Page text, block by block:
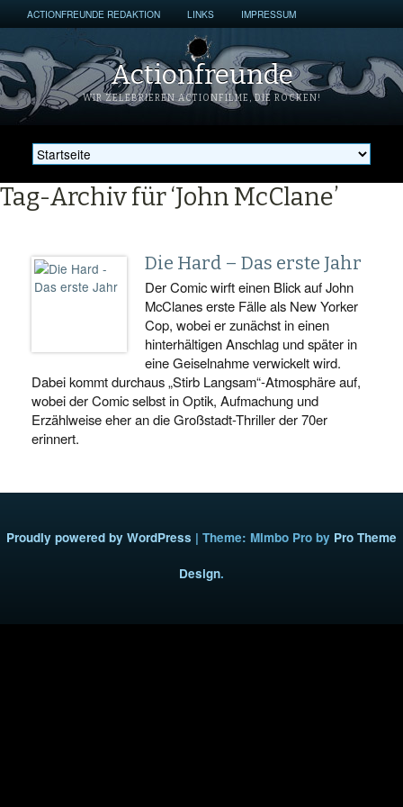
ACTIONFREUNDE REDAKTION LINKS IMPRESSUM
Actionfreunde
WIR ZELEBRIEREN ACTIONFILME, DIE ROCKEN!
Tag-Archiv für ‘John McClane’
Die Hard – Das erste Jahr
Der Comic wirft einen Blick auf John
McClanes erste Fälle als New Yorker
Cop, wobei er zunächst in einen
hinterhältigen Anschlag und später in
eine Geiselnahme verwickelt wird.
Dabei kommt durchaus „Stirb Langsam“-Atmosphäre auf,
wobei der Comic selbst in Optik, Aufmachung und
Erzählweise eher an die Großstadt-Thriller der 70er
erinnert.
Proudly powered by WordPress | Theme: Mimbo Pro by Pro Theme
Design.